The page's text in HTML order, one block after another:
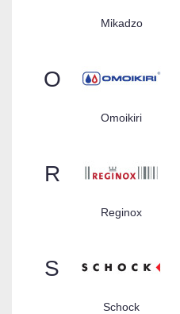
Mikadzo
O
Omoikiri
R
Reginox
S
Schock